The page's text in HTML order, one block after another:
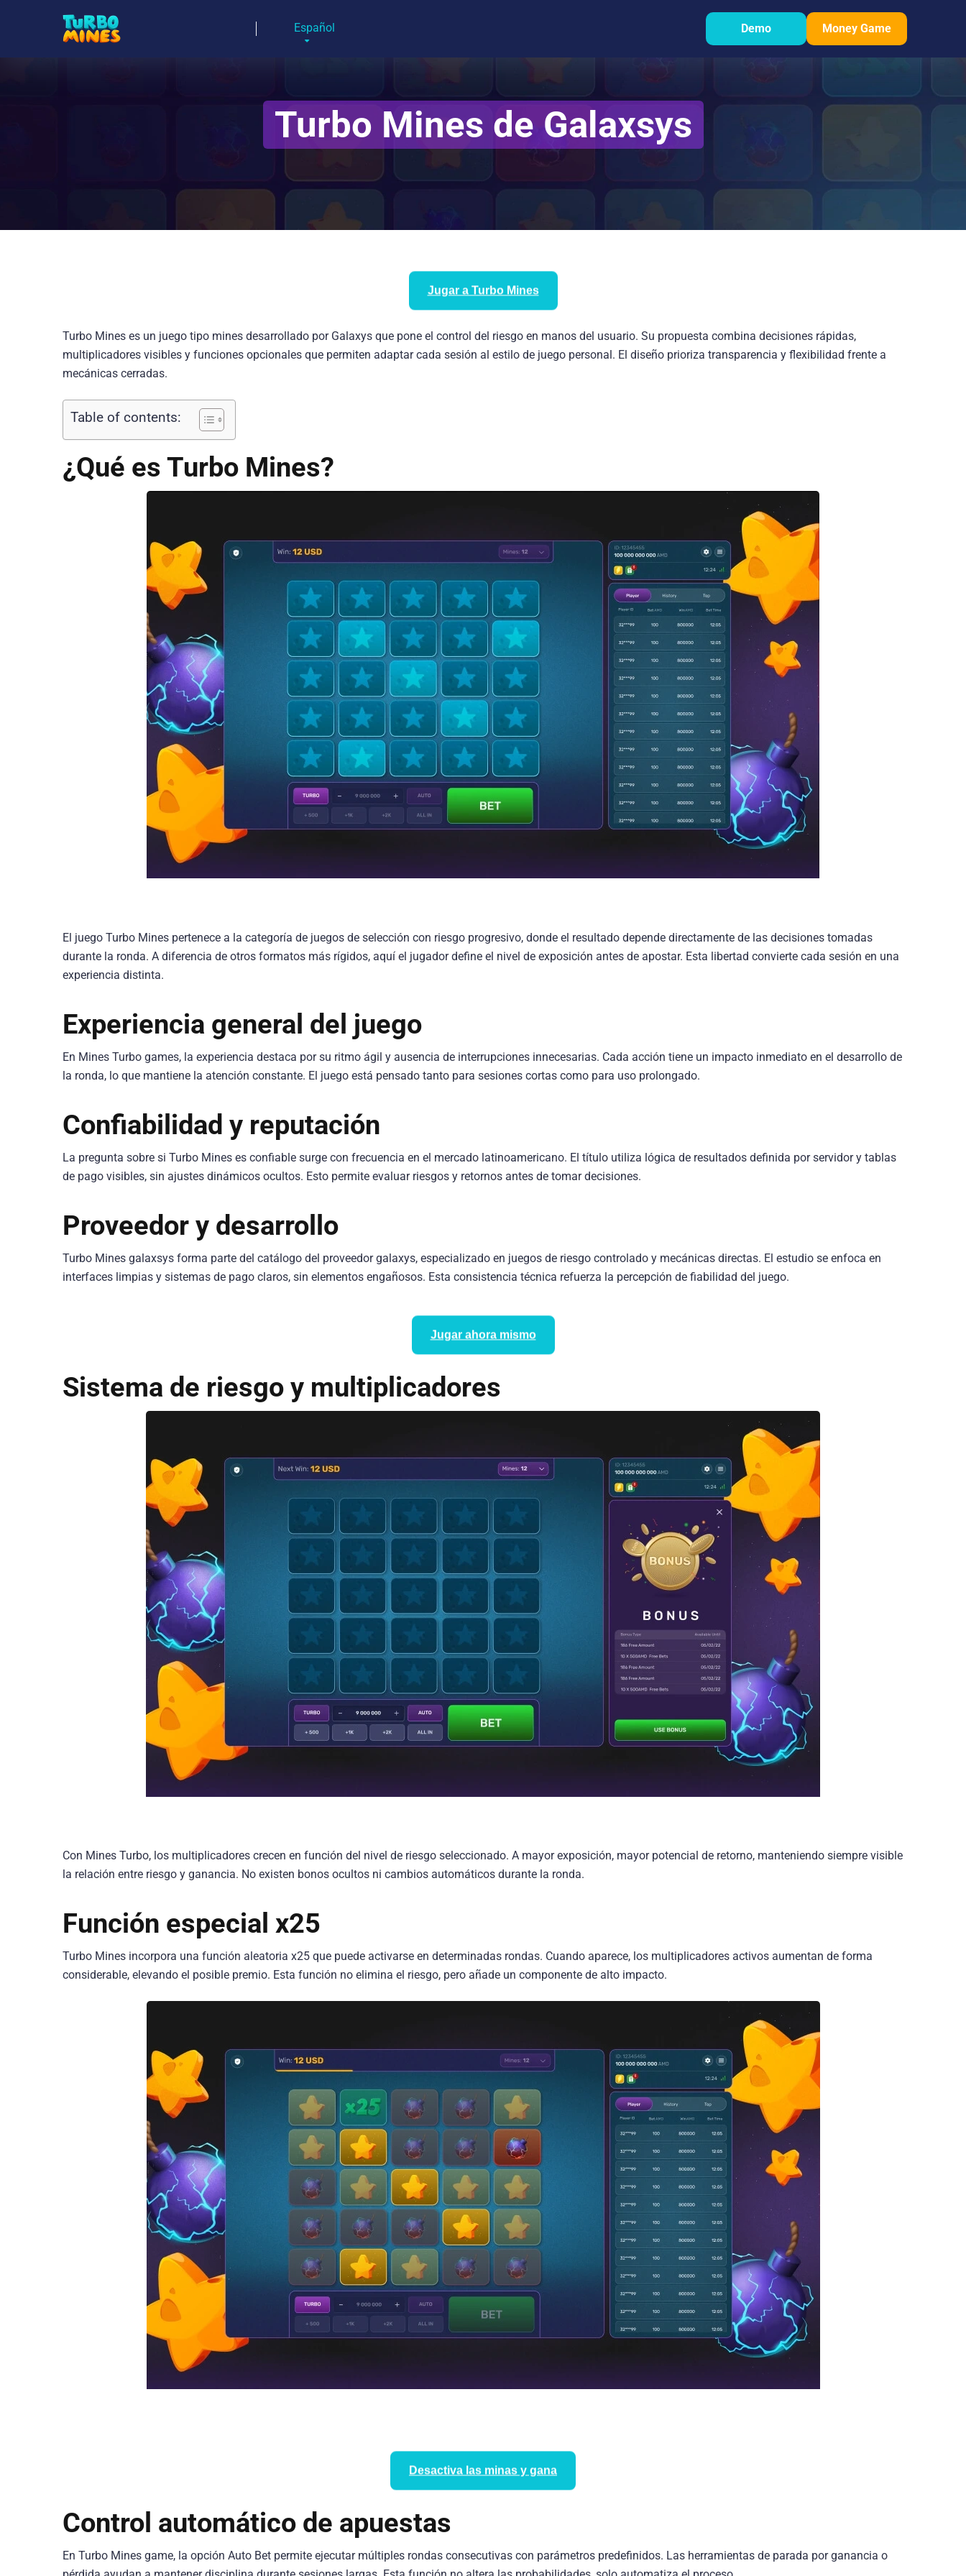
Español Demo Money Game
Turbo Mines de Galaxsys
Jugar a Turbo Mines
Turbo Mines es un juego tipo mines desarrollado por Galaxys que pone el control del riesgo en manos del usuario. Su propuesta combina decisiones rápidas,
multiplicadores visibles y funciones opcionales que permiten adaptar cada sesión al estilo de juego personal. El diseño prioriza transparencia y flexibilidad frente a
mecánicas cerradas.
Table of contents:
¿Qué es Turbo Mines?
El juego Turbo Mines pertenece a la categoría de juegos de selección con riesgo progresivo, donde el resultado depende directamente de las decisiones tomadas
durante la ronda. A diferencia de otros formatos más rígidos, aquí el jugador define el nivel de exposición antes de apostar. Esta libertad convierte cada sesión en una
experiencia distinta.
Experiencia general del juego
En Mines Turbo games, la experiencia destaca por su ritmo ágil y ausencia de interrupciones innecesarias. Cada acción tiene un impacto inmediato en el desarrollo de
la ronda, lo que mantiene la atención constante. El juego está pensado tanto para sesiones cortas como para uso prolongado.
Confiabilidad y reputación
La pregunta sobre si Turbo Mines es confiable surge con frecuencia en el mercado latinoamericano. El título utiliza lógica de resultados definida por servidor y tablas
de pago visibles, sin ajustes dinámicos ocultos. Esto permite evaluar riesgos y retornos antes de tomar decisiones.
Proveedor y desarrollo
Turbo Mines galaxsys forma parte del catálogo del proveedor galaxys, especializado en juegos de riesgo controlado y mecánicas directas. El estudio se enfoca en
interfaces limpias y sistemas de pago claros, sin elementos engañosos. Esta consistencia técnica refuerza la percepción de fiabilidad del juego.
Jugar ahora mismo
Sistema de riesgo y multiplicadores
Con Mines Turbo, los multiplicadores crecen en función del nivel de riesgo seleccionado. A mayor exposición, mayor potencial de retorno, manteniendo siempre visible
la relación entre riesgo y ganancia. No existen bonos ocultos ni cambios automáticos durante la ronda.
Función especial x25
Turbo Mines incorpora una función aleatoria x25 que puede activarse en determinadas rondas. Cuando aparece, los multiplicadores activos aumentan de forma
considerable, elevando el posible premio. Esta función no elimina el riesgo, pero añade un componente de alto impacto.
Desactiva las minas y gana
Control automático de apuestas
En Turbo Mines game, la opción Auto Bet permite ejecutar múltiples rondas consecutivas con parámetros predefinidos. Las herramientas de parada por ganancia o